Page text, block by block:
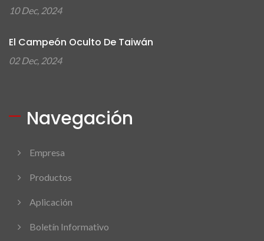
10 Dec, 2024
El Campeón Oculto De Taiwán
02 Dec, 2024
Navegación
Empresa
Productos
Aplicación
Boletín Informativo